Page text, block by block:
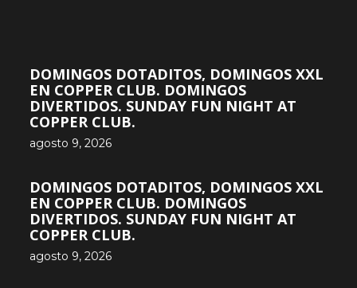
DOMINGOS DOTADITOS, DOMINGOS XXL
EN COPPER CLUB. DOMINGOS
DIVERTIDOS. SUNDAY FUN NIGHT AT
COPPER CLUB.
agosto 9, 2026
DOMINGOS DOTADITOS, DOMINGOS XXL
EN COPPER CLUB. DOMINGOS
DIVERTIDOS. SUNDAY FUN NIGHT AT
COPPER CLUB.
agosto 9, 2026